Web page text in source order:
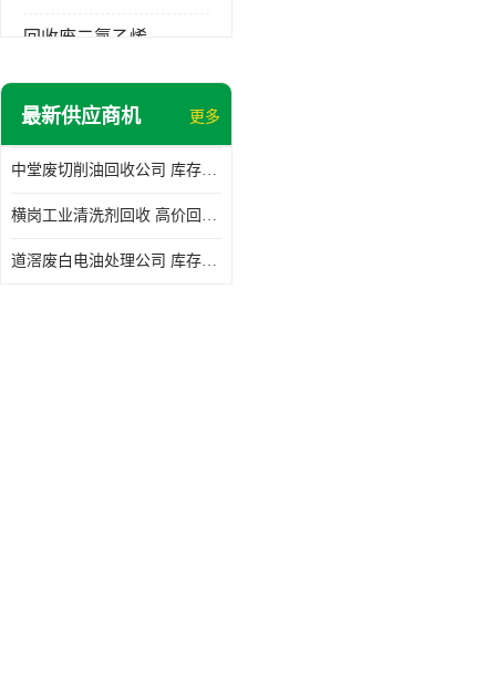
回收废二氯乙烯
回收废清洗剂
回收废三氯乙烯
回收废清洗液
最新供应商机 更多
中堂废切削油回收公司 库存积压回收 义乌市永峰贸易商行
横岗工业清洗剂回收 高价回收 量大量小均可
道滘废白电油处理公司 库存积压回收 量大量小均可